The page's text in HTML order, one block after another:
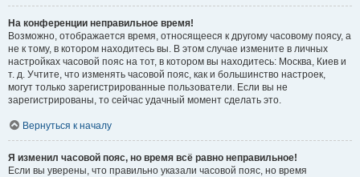
На конференции неправильное время!
Возможно, отображается время, относящееся к другому часовому поясу, а
не к тому, в котором находитесь вы. В этом случае измените в личных
настройках часовой пояс на тот, в котором вы находитесь: Москва, Киев и
т. д. Учтите, что изменять часовой пояс, как и большинство настроек,
могут только зарегистрированные пользователи. Если вы не
зарегистрированы, то сейчас удачный момент сделать это.
Вернуться к началу
Я изменил часовой пояс, но время всё равно неправильное!
Если вы уверены, что правильно указали часовой пояс, но время